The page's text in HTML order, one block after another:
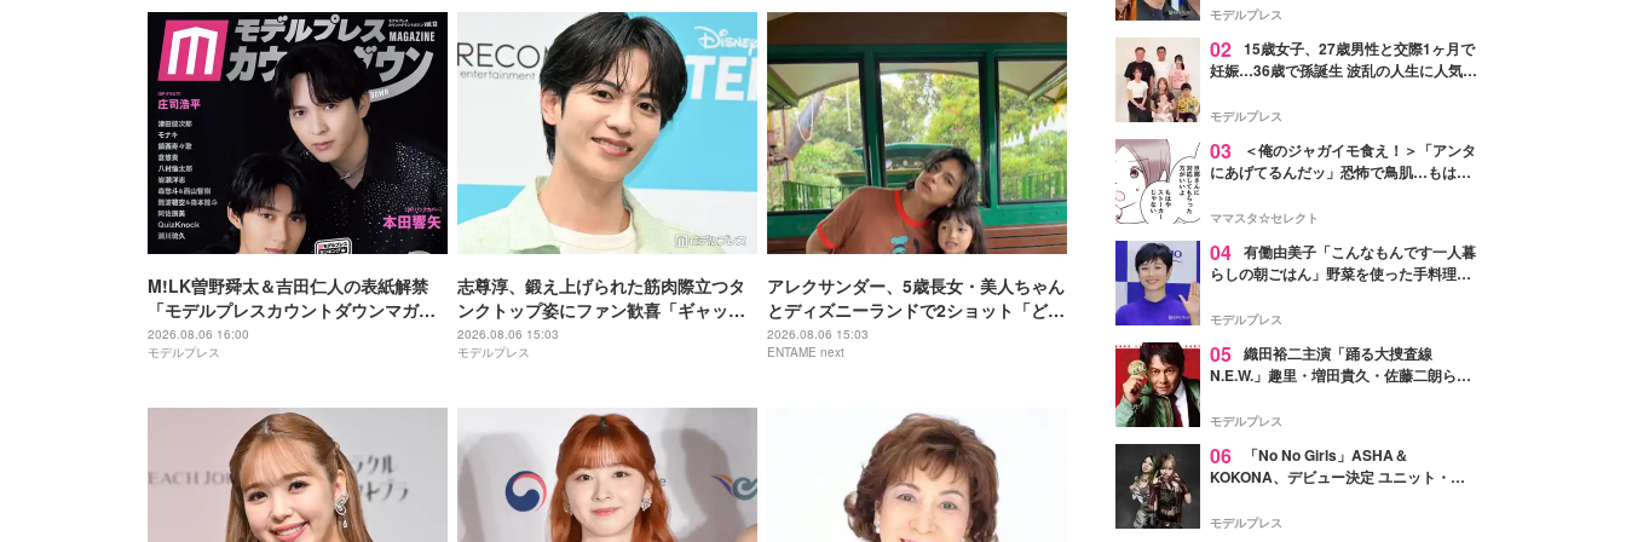
M!LK曽野舜太＆吉田仁人の表紙解禁
「モデルプレスカウントダウンマガジ
ン」巻頭に登場
2026.08.06 16:00
モデルプレス
志尊淳、鍛え上げられた筋肉際立つタ
ンクトップ姿にファン歓喜「ギャップ
がすごい」「破壊力すごい」
2026.08.06 15:03
モデルプレス
アレクサンダー、5歳長女・美人ちゃん
とディズニーランドで2ショット「どん
どんきれいになりますね」
2026.08.06 15:03
ENTAME next
最大の敬意とエールを」
モデルプレス
02 15歳女子、27歳男性と交際1ヶ月で
妊娠…36歳で孫誕生 波乱の人生に人気タ
よ！」
モデルプレス
03
＜俺のジャガイモ食え！＞「アンタ
にあげてるんだッ」恐怖で鳥肌…もはや
ママスタ☆セレクト
04 有働由美子「こんなもんです一人暮
らしの朝ごはん」野菜を使った手料理公
そう」と反響
モデルプレス
05 織田裕二主演「踊る大捜査線
N.E.W.」趣里・増田貴久・佐藤二朗ら新
徴する“謎のキーワード”も
モデルプレス
06
「No No Girls」ASHA＆
KOKONA、デビュー決定 ユニット・
リリースへ
モデルプレス